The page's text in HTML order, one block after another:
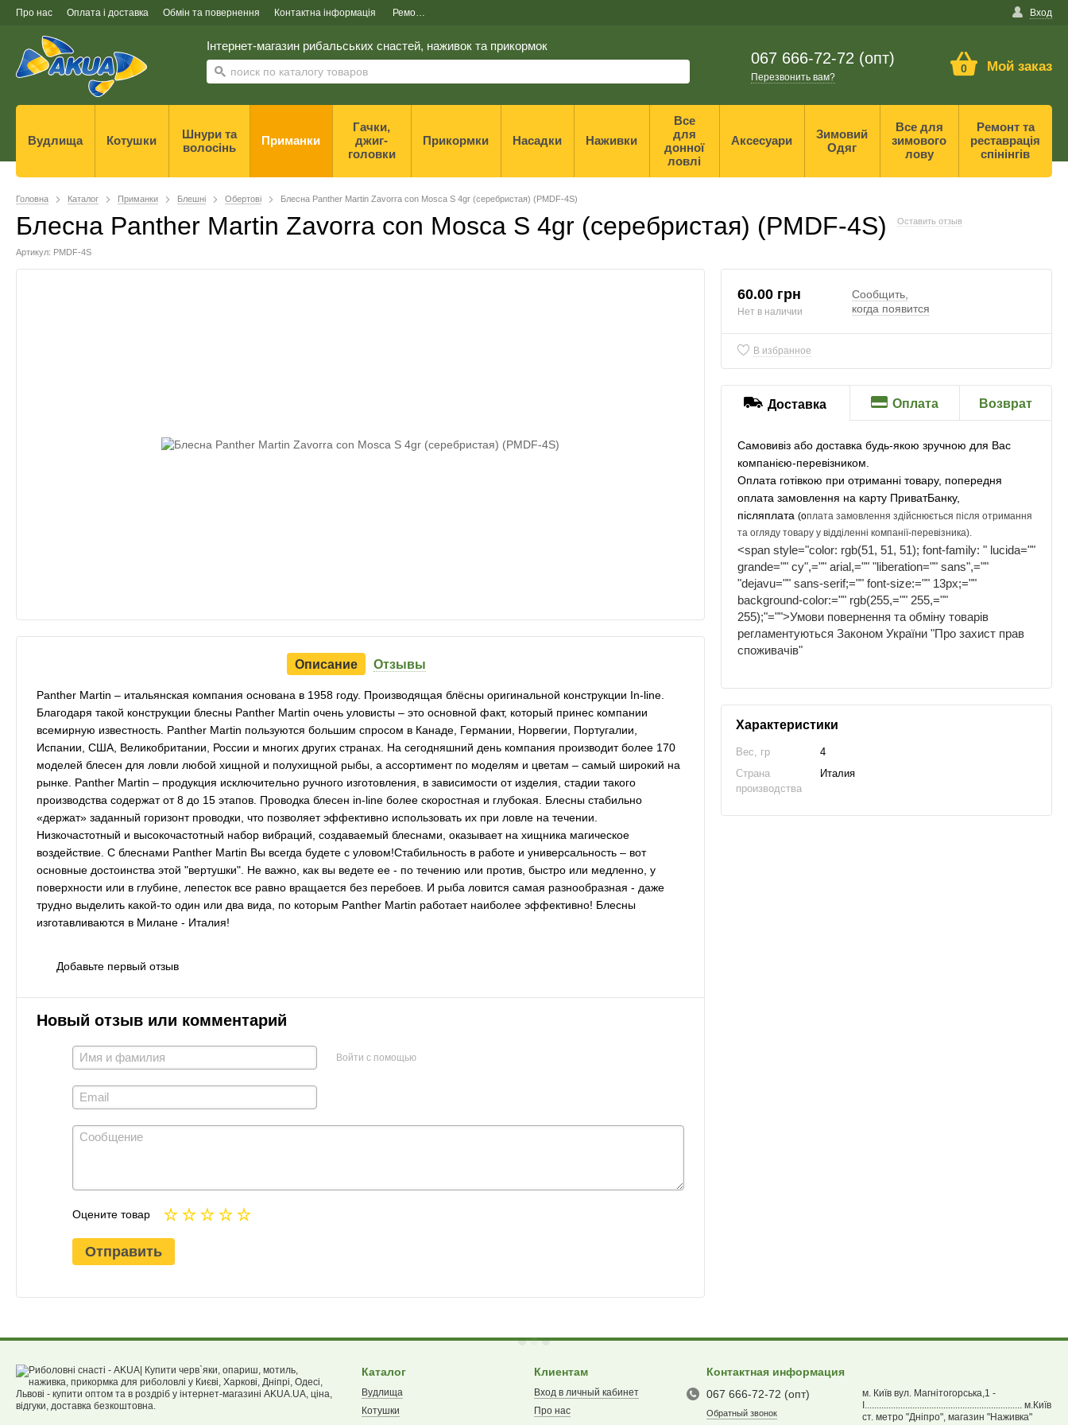
Про нас Оплата і доставка Обмін та повернення Контактна інформація Ремонт та реставрація спінінгів Вход
Інтернет-магазин рибальських снастей, наживок та прикормок
067 666-72-72 (опт)
Перезвонить вам?
0 Мой заказ
Вудлища Котушки
Шнури та
волосінь
Приманки
Гачки,
джиг-
головки
Прикормки Насадки Наживки
Все
для
донної
ловлі
Аксесуари
Зимовий
Одяг
Все для
зимового
лову
Ремонт та
реставрація
спінінгів
Головна Каталог Приманки Блешні Обертові Блесна Panther Martin Zavorra con Mosca S 4gr (серебристая) (PMDF-4S)
Блесна Panther Martin Zavorra con Mosca S 4gr (серебристая) (PMDF-4S) Оставить отзыв
Артикул: PMDF-4S
Описание Отзывы
Panther Martin – итальянская компания основана в 1958 году. Производящая блёсны оригинальной конструкции In-line.
Благодаря такой конструкции блесны Panther Martin очень уловисты – это основной факт, который принес компании
всемирную известность. Panther Martin пользуются большим спросом в Канаде, Германии, Норвегии, Португалии,
Испании, США, Великобритании, России и многих других странах. На сегодняшний день компания производит более 170
моделей блесен для ловли любой хищной и полухищной рыбы, а ассортимент по моделям и цветам – самый широкий на
рынке. Panther Martin – продукция исключительно ручного изготовления, в зависимости от изделия, стадии такого
производства содержат от 8 до 15 этапов. Проводка блесен in-line более скоростная и глубокая. Блесны стабильно
«держат» заданный горизонт проводки, что позволяет эффективно использовать их при ловле на течении.
Низкочастотный и высокочастотный набор вибраций, создаваемый блеснами, оказывает на хищника магическое
воздействие. С блеснами Panther Martin Вы всегда будете с уловом!Стабильность в работе и универсальность – вот
основные достоинства этой "вертушки". Не важно, как вы ведете ее - по течению или против, быстро или медленно, у
поверхности или в глубине, лепесток все равно вращается без перебоев. И рыба ловится самая разнообразная - даже
трудно выделить какой-то один или два вида, по которым Panther Martin работает наиболее эффективно! Блесны
изготавливаются в Милане - Италия!
Добавьте первый отзыв
Новый отзыв или комментарий
Войти с помощью
Оцените товар
Отправить
60.00 грн
Нет в наличии
Сообщить,
когда появится
В избранное
Доставка Оплата Возврат
Самовивіз або доставка будь-якою зручною для Вас
компанією-перевізником.
Оплата готівкою при отриманні товару, попередня
оплата замовлення на карту ПриватБанку,
післяплата (оплата замовлення здійснюється після отримання
та огляду товару у відділенні компанії-перевізника).
<span style="color: rgb(51, 51, 51); font-family: " lucida=""
grande="" cy",="" arial,="" "liberation="" sans",=""
"dejavu="" sans-serif;="" font-size:="" 13px;=""
background-color:="" rgb(255,="" 255,=""
255);"="">Умови повернення та обміну товарів
регламентуються Законом України "Про захист прав
споживачів"
Характеристики
Вес, гр
4
Страна
производства
Италия
Каталог
Вудлища
Котушки
Клиентам
Вход в личный кабинет
Про нас
Контактная информация
067 666-72-72 (опт)
Обратный звонок
м. Київ вул. Магнітогорська,1 -
І.................................................................. м.Київ
ст. метро "Дніпро", магазин "Наживка"